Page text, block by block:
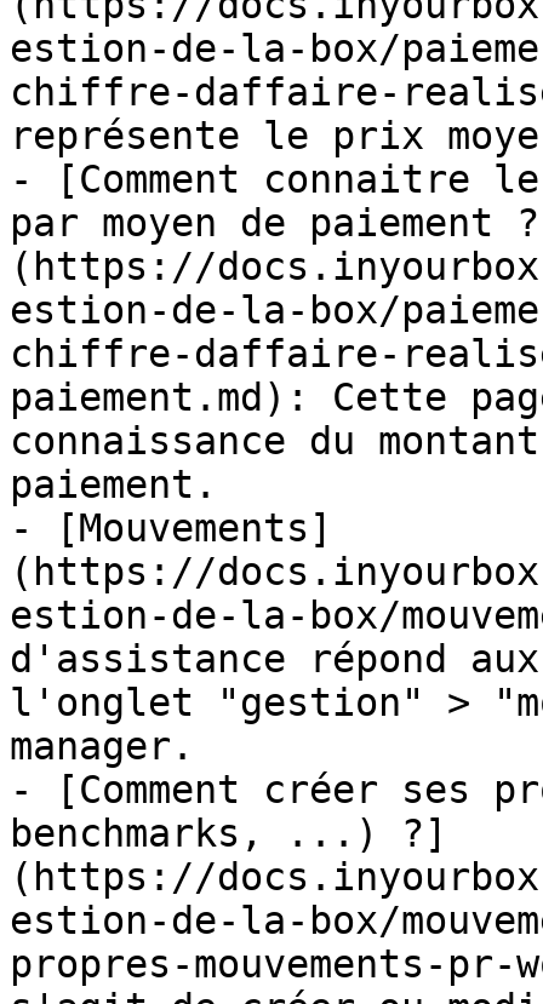
estion-de-la-box/
chiffre-daffaire-
représente le prix
- [Comment
par moyen de paiement
(https://
estion-de-la-box/
chiffre-daffaire-
paiement.md): Cette
connaissance du
paiement.
- [Mouvements]
(https://
estion-de-la-box/
d'assistance répond
l'onglet "gestion" >
manager.
- [Comment créer ses
benchmarks, ...) ?]
(https://
estion-de-la-box/
propres-mouvements-